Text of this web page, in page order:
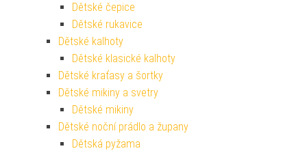
Dětské čepice
Dětské rukavice
Dětské kalhoty
Dětské klasické kalhoty
Dětské kraťasy a šortky
Dětské mikiny a svetry
Dětské mikiny
Dětské noční prádlo a župany
Dětská pyžama